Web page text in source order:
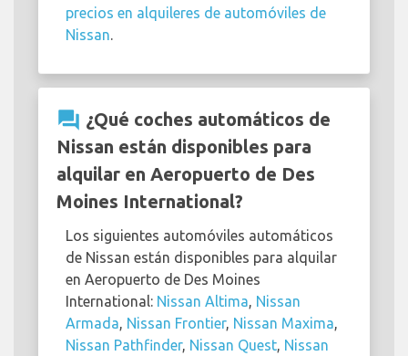
precios en alquileres de automóviles de
Nissan
question_answer ¿Qué coches automáticos de
Nissan están disponibles para
alquilar en Aeropuerto de Des
Moines International?
Los siguientes automóviles automáticos
de Nissan están disponibles para alquilar
en Aeropuerto de Des Moines
International: Nissan Altima Nissan
Armada Nissan Frontier, Nissan Maxima
Nissan Pathfinder, Nissan Quest Nissan